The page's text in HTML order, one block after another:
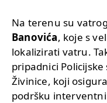
Na terenu su
Banovića, koje s
lokalizirati vatru.
pripadnici
Živinice, koji
podršku